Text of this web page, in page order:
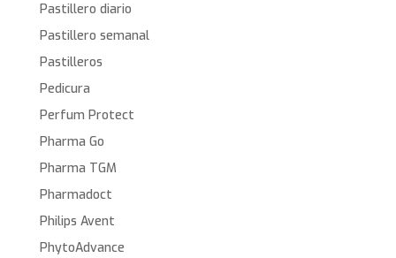
Pastillero diario
Pastillero semanal
Pastilleros
Pedicura
Perfum Protect
Pharma Go
Pharma TGM
Pharmadoct
Philips Avent
PhytoAdvance